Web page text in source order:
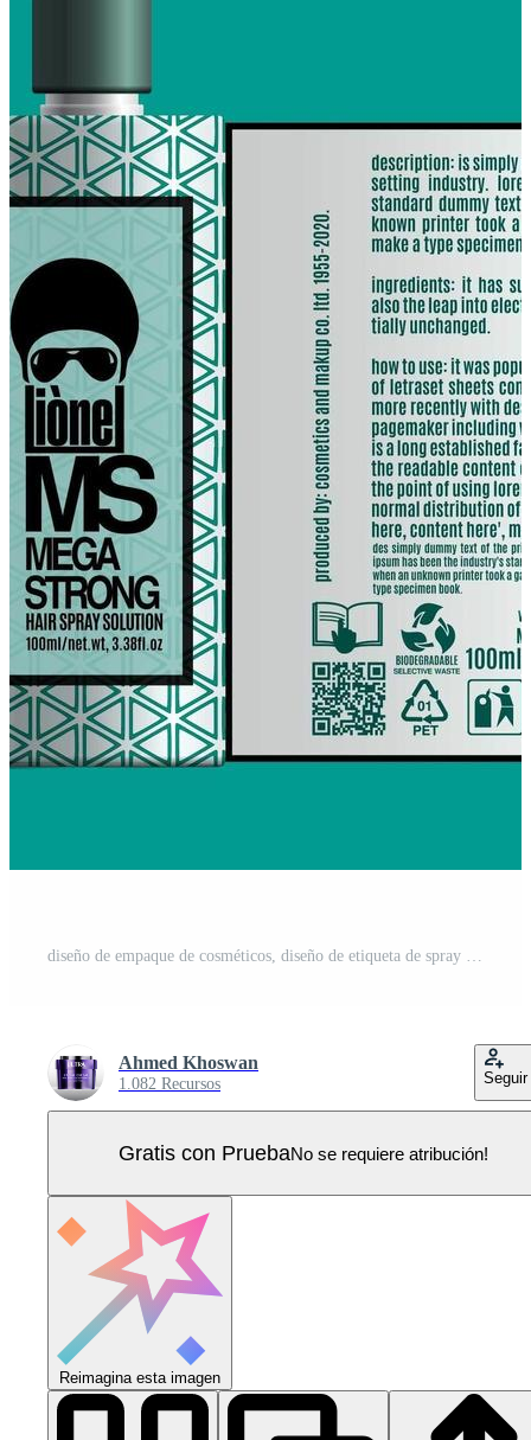
diseño de empaque de cosméticos, diseño de etiqueta de spray para el cabello, diseño de plantilla de paquete, diseño de etiqueta, plantilla de etiqueta de diseño de maqueta de aceite de barba preparada para impresión real.eps Vector Pro
Ahmed Khoswan
1.082 Recursos Seguir
Gratis con PruebaNo se requiere atribución!
Reimagina esta imagen